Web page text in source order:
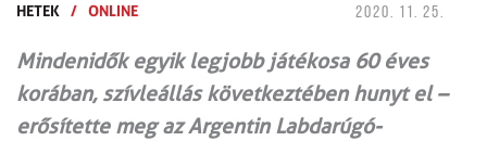
HETEK / ONLINE 2020. 11. 25.
Mindenidők egyik legjobb játékosa 60 éves
korában, szívleállás következtében hunyt el –
erősítette meg az Argentin Labdarúgó-